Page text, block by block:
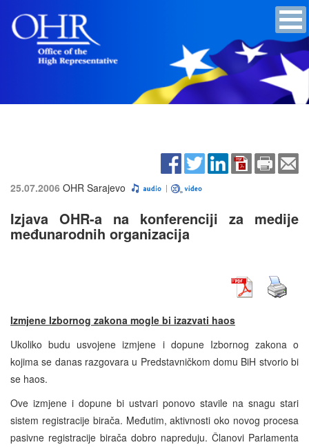
25.07.2006 OHR Sarajevo
Izjava OHR-a na konferenciji za medije
međunarodnih organizacija
Izmjene Izbornog zakona mogle bi izazvati haos
Ukoliko budu usvojene izmjene i dopune Izbornog zakona o
kojima se danas razgovara u Predstavničkom domu BiH stvorio bi
se haos.
Ove izmjene i dopune bi ustvari ponovo stavile na snagu stari
sistem registracije birača. Međutim, aktivnosti oko novog procesa
pasivne registracije birača dobro napreduju. Članovi Parlamenta